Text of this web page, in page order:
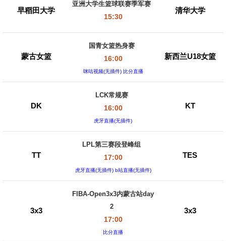
早稻田大学
亚洲大学生篮球联赛季军赛
15:30
清华大学
蒙古女篮
国青女篮热身赛
16:00
咪咕视频(无插件) 比分直播
新西兰U18女篮
DK
LCK常规赛
16:00
虎牙直播(无插件)
KT
TT
LPL第三赛段登峰组
17:00
虎牙直播(无插件) b站直播(无插件)
TES
3x3
FIBA-Open3x3内蒙古站day
2
17:00
比分直播
3x3